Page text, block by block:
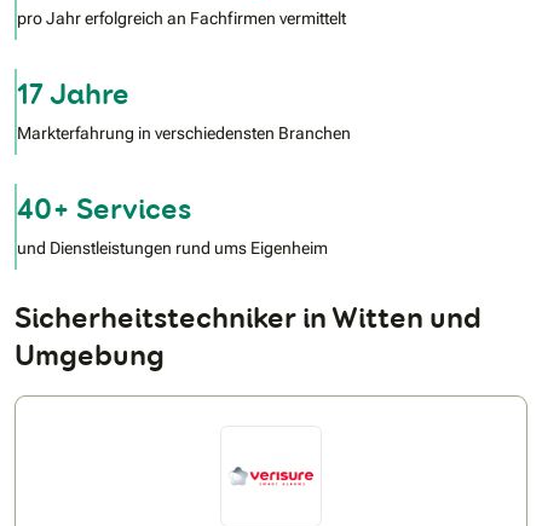
pro Jahr erfolgreich an Fachfirmen vermittelt
17 Jahre
Markterfahrung in verschiedensten Branchen
40+ Services
und Dienstleistungen rund ums Eigenheim
Sicherheitstechniker in Witten und
Umgebung